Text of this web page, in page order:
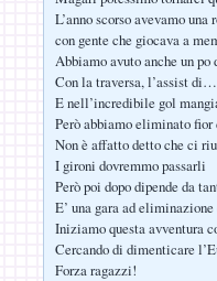
L’anno scorso avevamo
con gente che giocava a
Abbiamo avuto anche un
Con la traversa, l’assist
E nell’incredibile gol
Però abbiamo eliminato fior
Non è affatto detto che ci
I gironi dovremmo passarli
Però poi dopo dipende da
E’ una gara ad
Iniziamo questa avventura
Cercando di dimenticare
Forza ragazzi!